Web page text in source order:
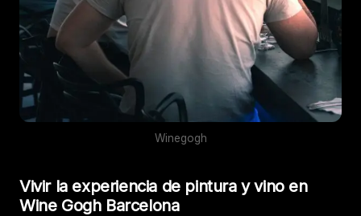
Winegogh
Vivir la experiencia de pintura y vino en
Wine Gogh Barcelona